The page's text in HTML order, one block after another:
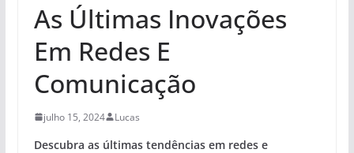
As Últimas Inovações
Em Redes E
Comunicação
julho 15, 2024 Lucas
Descubra as últimas tendências em redes e